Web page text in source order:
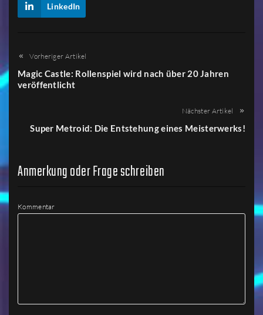
LinkedIn
Vorheriger Artikel
Magic Castle: Rollenspiel wird nach über 20 Jahren
veröffentlicht
Nächster Artikel
Super Metroid: Die Entstehung eines Meisterwerks!
Anmerkung oder Frage schreiben
Kommentar